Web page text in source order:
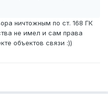
ничтожным по ст. 168 ГК
не имел и сам права
объектов связи :))